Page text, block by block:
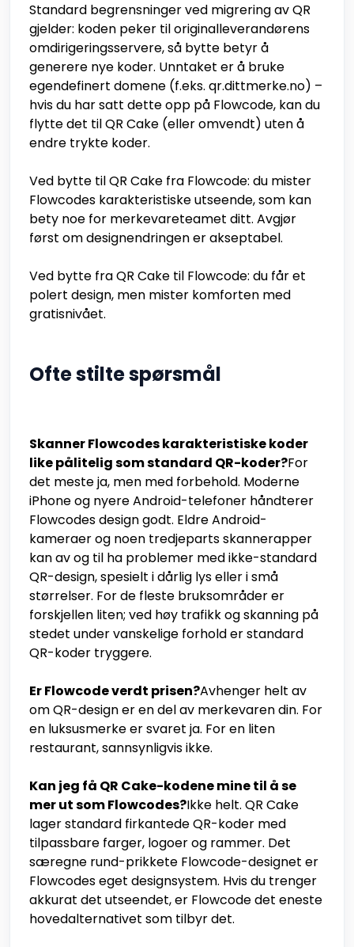
Standard begrensninger ved migrering av QR
gjelder: koden peker til originalleverandørens
omdirigeringsservere, så bytte betyr å
generere nye koder. Unntaket er å bruke
egendefinert domene (f.eks. qr.dittmerke.no) –
hvis du har satt dette opp på Flowcode, kan du
flytte det til QR Cake (eller omvendt) uten å
endre trykte koder.
Ved bytte til QR Cake fra Flowcode: du mister
Flowcodes karakteristiske utseende, som kan
bety noe for merkevareteamet ditt. Avgjør
først om designendringen er akseptabel.
Ved bytte fra QR Cake til Flowcode: du får et
polert design, men mister komforten med
gratisnivået.
Ofte stilte spørsmål
Skanner Flowcodes karakteristiske koder
like pålitelig som standard QR-koder?For
det meste ja, men med forbehold. Moderne
iPhone og nyere Android-telefoner håndterer
Flowcodes design godt. Eldre Android-
kameraer og noen tredjeparts skannerapper
kan av og til ha problemer med ikke-standard
QR-design, spesielt i dårlig lys eller i små
størrelser. For de fleste bruksområder er
forskjellen liten; ved høy trafikk og skanning på
stedet under vanskelige forhold er standard
QR-koder tryggere.
Er Flowcode verdt prisen?Avhenger helt av
om QR-design er en del av merkevaren din. For
en luksusmerke er svaret ja. For en liten
restaurant, sannsynligvis ikke.
Kan jeg få QR Cake-kodene mine til å se
mer ut som Flowcodes?Ikke helt. QR Cake
lager standard firkantede QR-koder med
tilpassbare farger, logoer og rammer. Det
særegne rund-prikkete Flowcode-designet er
Flowcodes eget designsystem. Hvis du trenger
akkurat det utseendet, er Flowcode det eneste
hovedalternativet som tilbyr det.